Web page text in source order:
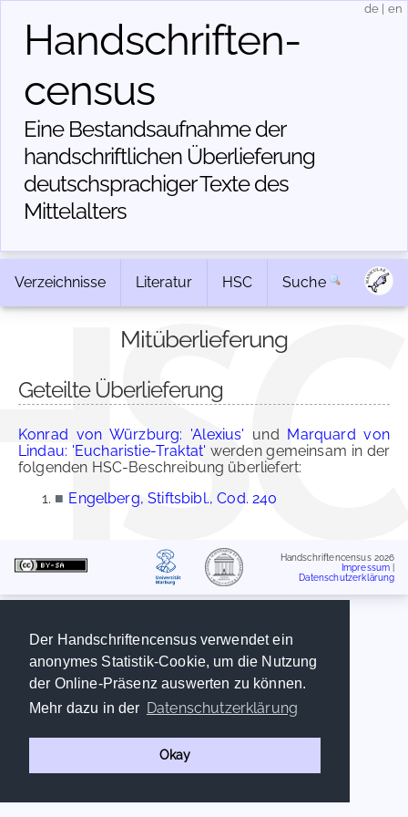
Der Handschriftencensus verwendet ein
anonymes Statistik-Cookie, um die Nutzung
der Online-Präsenz auswerten zu können.
Mehr dazu in der Datenschutzerklärung
Okay
Handschriften­
census
Eine Bestandsaufnahme der
handschriftlichen Über­lieferung
deutschsprachiger Texte des
Mittelalters
de en
Verzeichnisse Literatur HSC Suche
Mitüberlieferung
Geteilte Überlieferung
Konrad von Würzburg: 'Alexius' und Marquard von
Lindau: 'Eucharistie-Traktat' werden gemeinsam in der
folgenden HSC-Beschreibung überliefert:
■ Engelberg, Stiftsbibl., Cod. 240
Handschriftencensus 2026
Impressum
Datenschutzerklärung